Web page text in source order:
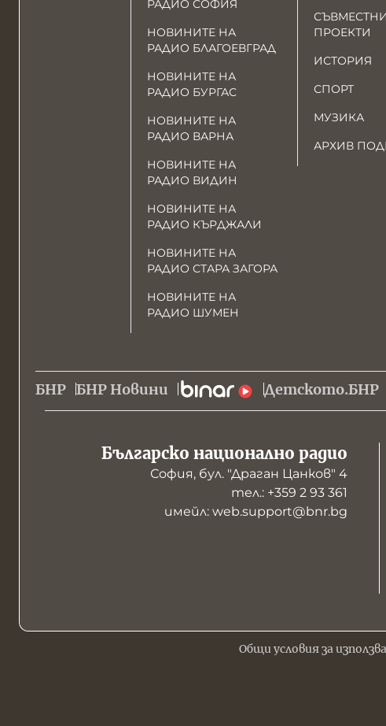
РАДИО СОФИЯ
НОВИНИТЕ НА
РАДИО БЛАГОЕВГРАД
НОВИНИТЕ НА
РАДИО БУРГАС
НОВИНИТЕ НА
РАДИО ВАРНА
НОВИНИТЕ НА
РАДИО ВИДИН
НОВИНИТЕ НА
РАДИО КЪРДЖАЛИ
НОВИНИТЕ НА
РАДИО СТАРА ЗАГОРА
НОВИНИТЕ НА
РАДИО ШУМЕН
СЪВМЕСТНИ
ПРОЕКТИ
ИСТОРИЯ
СПОРТ
МУЗИКА
АРХИВ
БНР БНР Новини Детското.БНР
Българско национално радио
София, бул. "Драган Цанков" 4
тел.: +359 2 93 361
имейл: web.support@bnr.bg
Общи условия за